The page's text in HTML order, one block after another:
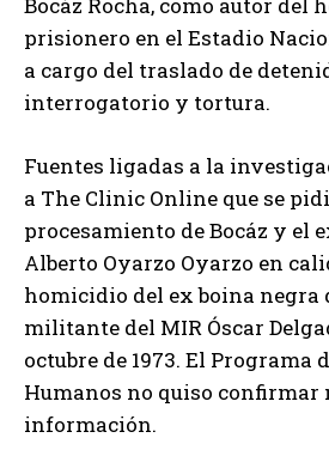
prisionero en el Estadio
a cargo del traslado de
interrogatorio y tortura.
Fuentes ligadas a la
a The Clinic Online que se
procesamiento de Bocáz y el
Alberto Oyarzo Oyarzo en
homicidio del ex boina negra
militante del MIR Óscar
octubre de 1973. El Programa
Humanos no quiso confirmar
información.